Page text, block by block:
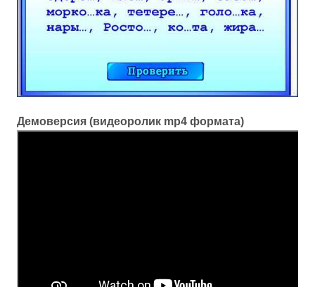
Демоверсия (видеоролик mp4 формата)